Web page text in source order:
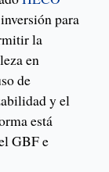
para
la
en
de
y el
está
GBF e